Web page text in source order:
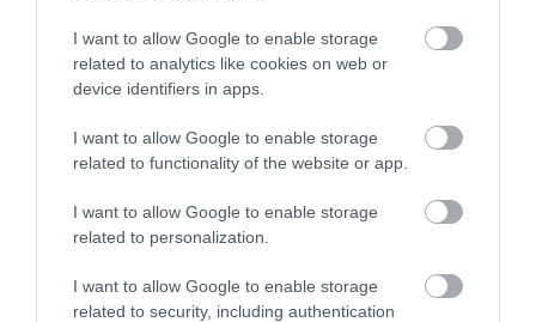
I want to allow Google to enable storage
related to analytics like cookies on web or
device identifiers in apps.
I want to allow Google to enable storage
related to functionality of the website or app.
I want to allow Google to enable storage
related to personalization.
I want to allow Google to enable storage
related to security, including authentication